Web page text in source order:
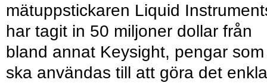
mätuppstickaren Liquid
har tagit in 50 miljoner dollar från
bland annat Keysight, pengar som
ska användas till att göra det